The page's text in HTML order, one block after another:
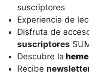
suscriptores
Experiencia de
Disfruta de
suscriptores
Descubre la
Recibe